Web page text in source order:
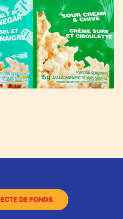
DE FONDS